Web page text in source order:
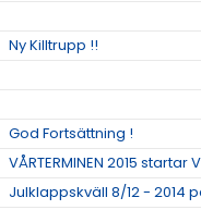
Ny Killtrupp !!
God Fortsättning !
VÅRTERMINEN 2015 startar
Julklappskväll 8/12 - 2014